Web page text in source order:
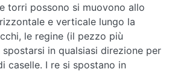
torri possono si muovono allo
e verticale lungo la
le regine (il pezzo più
in qualsiasi direzione per
caselle. I re si spostano in